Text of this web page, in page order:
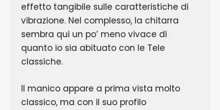
effetto tangibile sulle caratteristiche di
vibrazione. Nel complesso, la chitarra
sembra qui un po’ meno vivace di
quanto io sia abituato con le Tele
classiche.
Il manico appare a prima vista molto
classico, ma con il suo profilo